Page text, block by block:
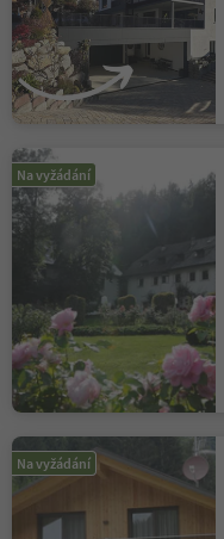
Na vyžádání
Na vyžádání